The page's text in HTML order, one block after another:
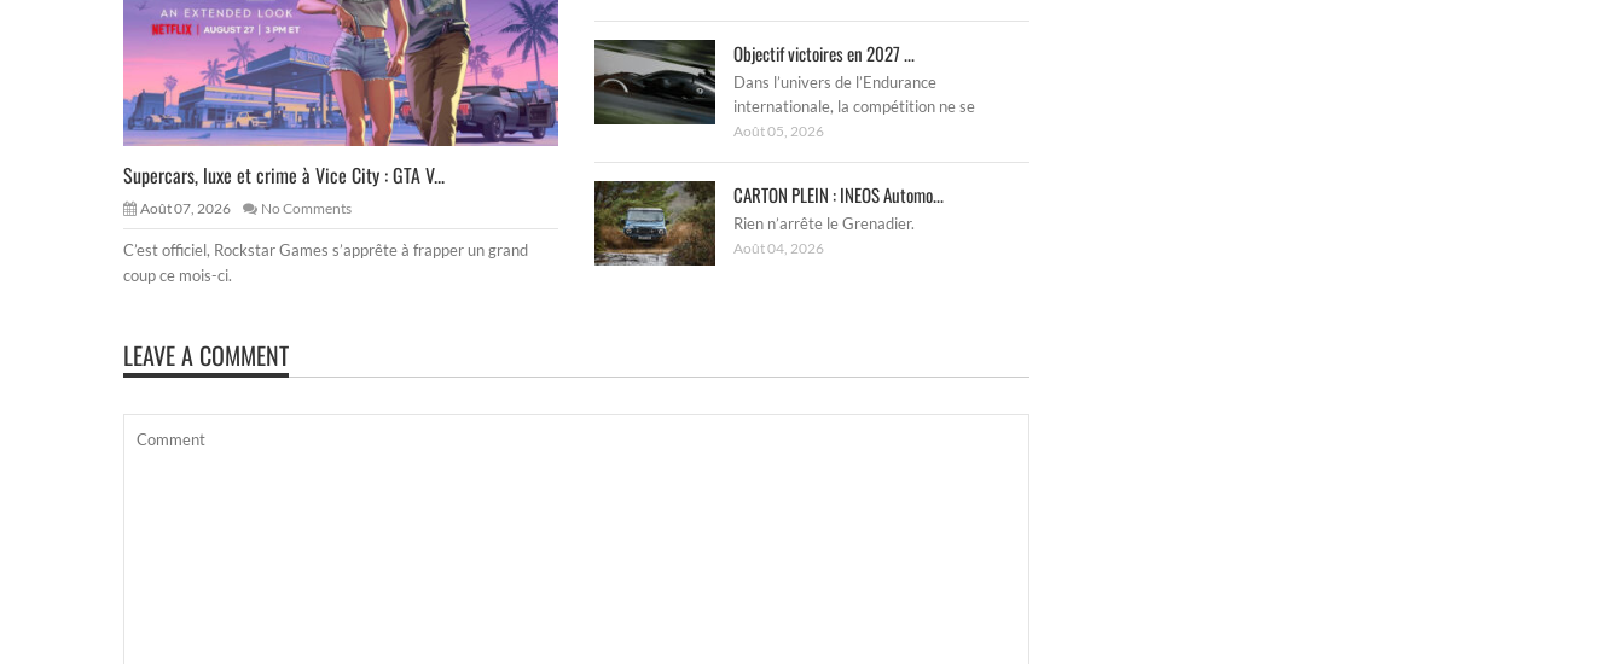
Supercars, luxe et crime à Vice City : GTA V...
Août 07, 2026 No Comments
C’est officiel, Rockstar Games s’apprête à frapper un grand
coup ce mois-ci.
Objectif victoires en 2027 ...
Dans l’univers de l’Endurance
internationale, la compétition ne se
Août 05, 2026
CARTON PLEIN : INEOS Automo...
Rien n’arrête le Grenadier.
Août 04, 2026
LEAVE A COMMENT